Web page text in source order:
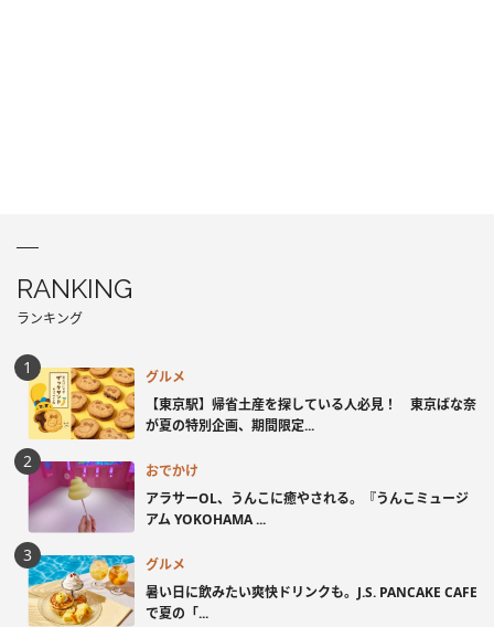
RANKING
ランキング
グルメ
【東京駅】帰省土産を探している人必見！ 東京ばな奈
が夏の特別企画、期間限定...
おでかけ
アラサーOL、うんこに癒やされる。『うんこミュージ
アム YOKOHAMA ...
グルメ
暑い日に飲みたい爽快ドリンクも。J.S. PANCAKE CAFE
で夏の「...